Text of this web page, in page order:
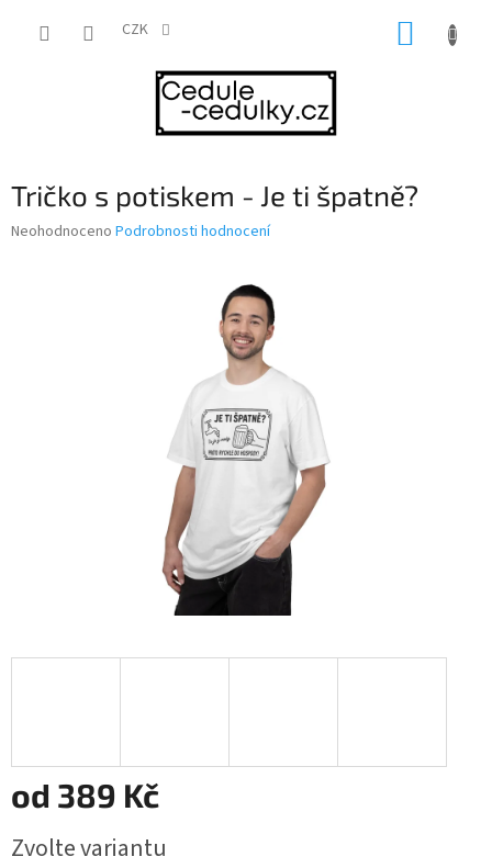
CZK
Tričko s potiskem - Je ti špatně?
Průměrné
Neohodnoceno Podrobnosti hodnocení
od 389 Kč
cena:
Zvolte variantu